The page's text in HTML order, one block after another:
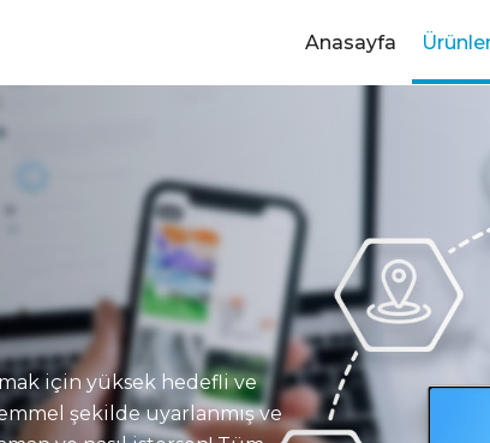
Anasayfa
için yüksek hedefli ve
şekilde uyarlanmış ve